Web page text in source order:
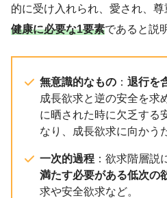
的に受け入れられ、愛され、
健康に必要な1要素であると説
無意識的なもの ： 退行を
成長欲求と逆の安全を求
に晒された時に欠乏する
なり、成長欲求に向かう
一次的過程 ：欲求階層説
満たす必要がある低次の
求や安全欲求など。